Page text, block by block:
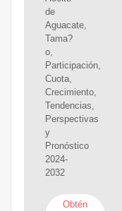
de
Aguacate,
Tama?
o,
Participación,
Cuota,
Crecimiento,
Tendencias,
Perspectivas
y
Pronóstico
2024-
2032
Obtén